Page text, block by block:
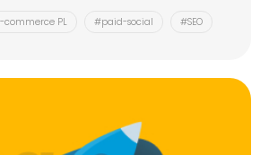
commerce PL #paid-social #SEO